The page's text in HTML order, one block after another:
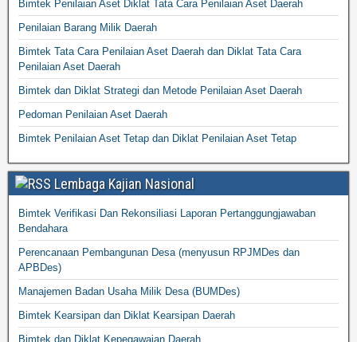
Bimtek Penilaian Aset Diklat Tata Cara Penilaian Aset Daerah
Penilaian Barang Milik Daerah
Bimtek Tata Cara Penilaian Aset Daerah dan Diklat Tata Cara
Penilaian Aset Daerah
Bimtek dan Diklat Strategi dan Metode Penilaian Aset Daerah
Pedoman Penilaian Aset Daerah
Bimtek Penilaian Aset Tetap dan Diklat Penilaian Aset Tetap
Lembaga Kajian Nasional
Bimtek Verifikasi Dan Rekonsiliasi Laporan Pertanggungjawaban
Bendahara
Perencanaan Pembangunan Desa (menyusun RPJMDes dan
APBDes)
Manajemen Badan Usaha Milik Desa (BUMDes)
Bimtek Kearsipan dan Diklat Kearsipan Daerah
Bimtek dan Diklat Kepegawaian Daerah